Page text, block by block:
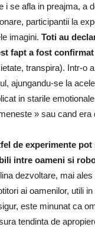
i se afla in preajma, a
participantii la
imagini. Toti au
fapt a fost
transpira). Intr-o
ajungandu-se la
in starile
» sau cand era
de experimente
intre oameni si
dezvoltare, mai
ai oamenilor, utili
este minunat ca
tendinta de